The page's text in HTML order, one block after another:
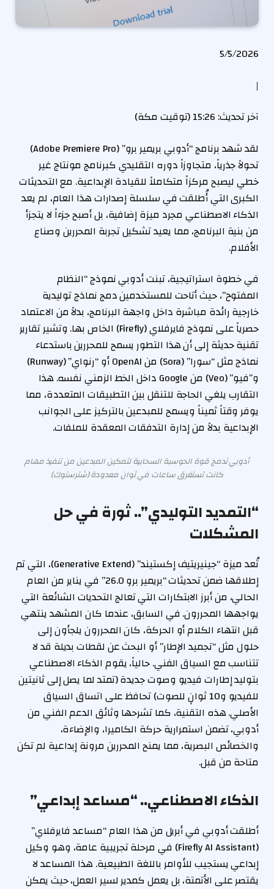
P
b
i
h
e
d
O
n
5
/
/
2
0
2
6
5/5/2026
|
آ
ر
ت
ح
د
ي
ث
5
2
6
(
ت
و
ق
ي
ت
آخر تحديث: 15:26 (توقيت مكة)
لقد شهد برنامج “أدوبي بريمير برو” (Adobe Premiere Pro)
تحولاً جذرياً، متجاوزاً دوره التقليدي كبرنامج مونتاج غير
خطي ليصبح مركزاً متكاملاً للقيادة الإبداعية. مع التحديثات
الكبرى التي أُطلقت في سلسلة إصدارات هذا العام، لم يعد
الذكاء الاصطناعي مجرد ميزة إضافية، بل أصبح جزءاً لا يتجزأ
من بنية البرنامج، مما يعيد تشكيل تجربة المحررين وصناع
الأفلام.
في خطوة استراتيجية، تبنت أدوبي نموذج “النظام
المفتوح”، حيث أتاحت للمستخدمين دمج نماذج توليدية
خارجية رائدة مباشرة داخل واجهة البرنامج، بدلاً من الاعتماد
حصرياً على نموذج فايرفلاي (Firefly) الخاص بها. وتشير تقارير
تقنية حديثة إلى أن هذا التطور يسمح للمحررين باستدعاء
نماذج مثل “سورا” (Sora) من OpenAI أو “رنواي” (Runway)
و”فيو” (Veo) من Google داخل الخط الزمني نفسه. هذا
التقارب يلغي الحاجة للتنقل بين التطبيقات المتعددة، مما
يوفر وقتاً ثميناً ويسمح للمبدعين بالتركيز على الجوانب
الإبداعية بدلاً من إدارة التدفقات المعقدة للملفات.
أدوبي تدمج قوة الحوسبة السحابية لتمكين المبدعين من تنفيذ مهام
كانت تستغرق ساعات في ثوان معدودة (شترستوك)
“التمديد التوليدي”.. ثورة في حل
المشكلات
تُعد ميزة “جينيريتيف إكستيند” (Generative Extend)، التي تم
إطلاقها ضمن تحديثات “بريمير برو 26.0” في يناير من العام
الحالي، من أبرز الابتكارات التي تعالج التحديات الشائعة التي
يواجهها المحررون. في السابق، عندما كان المشهد ينتهي
قبل انتهاء الكلام أو الحركة، كان المحررون يلجأون إلى
حلول مثل “تجميد الإطار” أو البحث عن لقطات بديلة قد لا
تتناسب مع السياق الفني. حالياً، يقوم الذكاء الاصطناعي
بتوليد إطارات فيديو وصوت جديدة (تمتد لما يصل إلى ثانيتين
للفيديو و10 ثوانٍ للصوت) تحافظ على اتساق السياق
الأصلي. هذه التقنية، كما تشرحها وثائق الدعم الفني من
أدوبي، تضمن استمرارية حركة الكاميرا، والإضاءة،
والخصائص البصرية، مما يمنح المحررين مرونة إبداعية لم تكن
متاحة من قبل.
الذكاء الاصطناعي.. “مساعد إبداعي”
أطلقت أدوبي في أبريل من هذا العام “مساعد فايرفلاي”
(Firefly AI Assistant) في مرحلة تجريبية عامة، وهو وكيل
إبداعي يستجيب للأوامر باللغة الطبيعية. هذا المساعد لا
يقتصر على الأتمتة، بل يعمل كمدير لسير العمل، حيث يمكن